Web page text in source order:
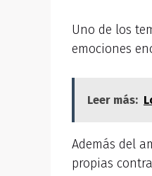
Uno de los
emociones
Leer más:
Además del
propias